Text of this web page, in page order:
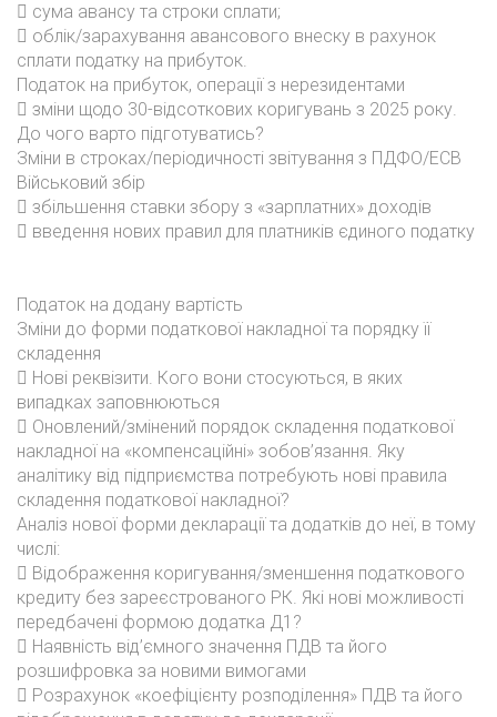
 сума авансу та строки сплати;
 облік/зарахування авансового внеску в рахунок
сплати податку на прибуток.
Податок на прибуток, операції з нерезидентами
 зміни щодо 30-відсоткових коригувань з 2025 року.
До чого варто підготуватись?
Зміни в строках/періодичності звітування з ПДФО/ЕСВ
Військовий збір
 збільшення ставки збору з «зарплатних» доходів
 введення нових правил для платників єдиного податку
Податок на додану вартість
Зміни до форми податкової накладної та порядку її
складення
 Нові реквізити. Кого вони стосуються, в яких
випадках заповнюються
 Оновлений/змінений порядок складення податкової
накладної на «компенсаційні» зобов’язання. Яку
аналітику від підприємства потребують нові правила
складення податкової накладної?
Аналіз нової форми декларації та додатків до неї, в тому
числі:
 Відображення коригування/зменшення податкового
кредиту без зареєстрованого РК. Які нові можливості
передбачені формою додатка Д1?
 Наявність від’ємного значення ПДВ та його
розшифровка за новими вимогами
 Розрахунок «коефіцієнту розподілення» ПДВ та його